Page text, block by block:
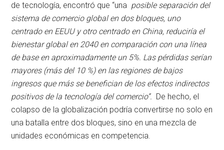
de tecnología, encontró que “una posible separación del
sistema de comercio global en dos bloques, uno
centrado en EEUU y otro centrado en China, reduciría el
bienestar global en 2040 en comparación con una línea
de base en aproximadamente un 5%. Las pérdidas serían
mayores (más del 10 %) en las regiones de bajos
ingresos que más se benefician de los efectos indirectos
positivos de la tecnología del comercio”. De hecho, el
colapso de la globalización podría convertirse no solo en
una batalla entre dos bloques, sino en una mezcla de
unidades económicas en competencia.